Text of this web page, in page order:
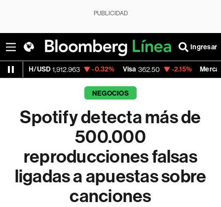
PUBLICIDAD
Ingresar
1,912.963 -0.32% Visa 362.50 -2.15% MercadoLibre
NEGOCIOS
Spotify detecta más de
500.000
reproducciones falsas
ligadas a apuestas sobre
canciones